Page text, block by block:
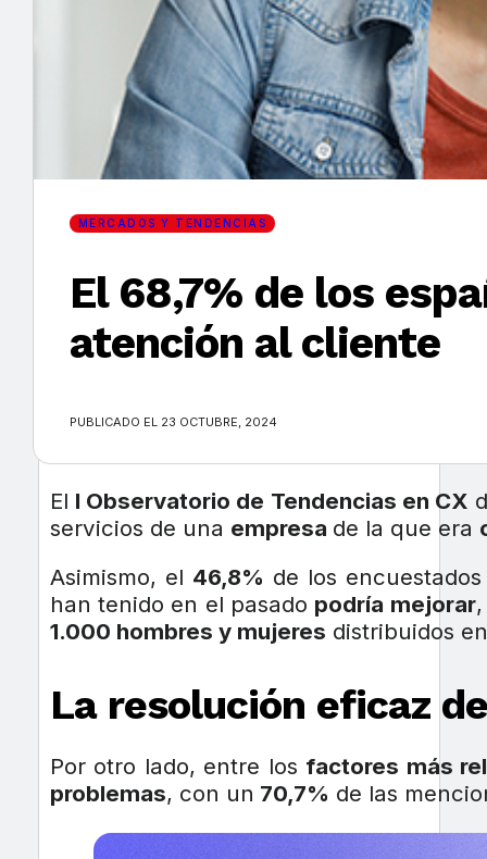
HEMEROTECA
Encuentra tu noticia
MERCADOS Y TENDENCIAS
El 68,7% de los
atención al cliente
PUBLICADO EL 23 OCTUBRE, 2024
El I Observatorio de Tendencias en CX
servicios de una empresa de la que era
Asimismo, el 46,8% de los
han tenido en el pasado podría mejorar
1.000 hombres y mujeres distribuidos
La resolución eficaz
Por otro lado, entre los factores más
problemas, con un 70,7% de las